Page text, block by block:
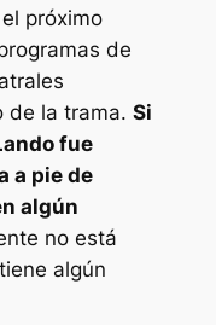
próximo
de
de la trama. Si
fue
a pie de
algún
no está
algún